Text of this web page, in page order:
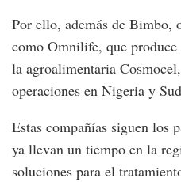
Por ello, además de Bimbo,
como Omnilife, que
la agroalimentaria
operaciones en Nigeria y
Estas compañías siguen los
ya llevan un tiempo en la
soluciones para el